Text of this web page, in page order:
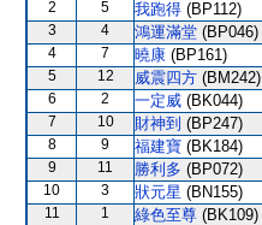
2 5 我跑得 (BP112)
3 4 鴻運滿堂 (BP046)
4 7 曉康 (BP161)
5 12 威震四方 (BM242)
6 2 一定威 (BK044)
7 10 財神到 (BP247)
8 9 福建寶 (BK184)
9 11 勝利多 (BP072)
10 3 狀元星 (BN155)
11 1 綠色至尊 (BK109)